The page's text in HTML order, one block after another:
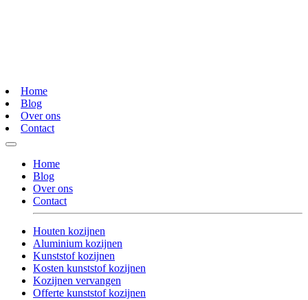
Home
Blog
Over ons
Contact
Home
Blog
Over ons
Contact
Houten kozijnen
Aluminium kozijnen
Kunststof kozijnen
Kosten kunststof kozijnen
Kozijnen vervangen
Offerte kunststof kozijnen